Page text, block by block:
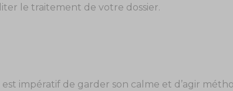
le traitement de votre dossier.
est impératif de garder son calme et d’agir